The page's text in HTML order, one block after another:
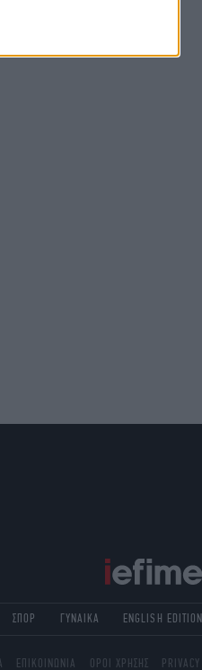
ΣΠΟΡ ΓΥΝΑΙΚΑ ENGLISH EDITION
ΕΠΙΚΟΙΝΩΝΙΑ ΟΡΟΙ ΧΡΗΣΗΣ PRIVACY